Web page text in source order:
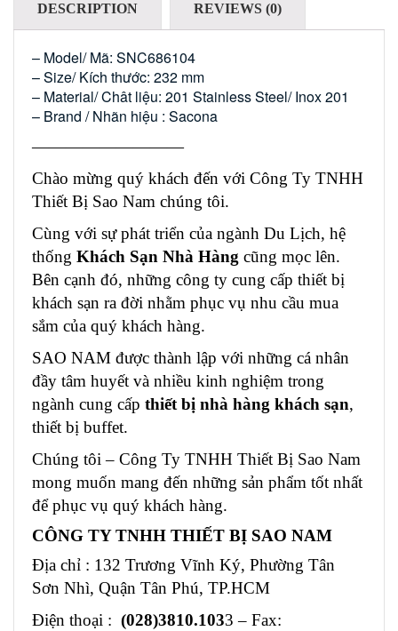
DESCRIPTION REVIEWS (0)
– Model/ Mã: SNC686104
– Size/ Kích thước: 232 mm
– Material/ Chât liệu: 201 Stainless Steel/ Inox 201
– Brand / Nhãn hiệu : Sacona
—————————
Chào mừng quý khách đến với Công Ty TNHH
Thiết Bị Sao Nam chúng tôi.
Cùng với sự phát triển của ngành Du Lịch, hệ
thống Khách Sạn Nhà Hàng cũng mọc lên.
Bên cạnh đó, những công ty cung cấp thiết bị
khách sạn ra đời nhằm phục vụ nhu cầu mua
sắm của quý khách hàng.
SAO NAM được thành lập với những cá nhân
đầy tâm huyết và nhiều kinh nghiệm trong
ngành cung cấp thiết bị nhà hàng khách sạn,
thiết bị buffet.
Chúng tôi – Công Ty TNHH Thiết Bị Sao Nam
mong muốn mang đến những sản phẩm tốt nhất
để phục vụ quý khách hàng.
CÔNG TY TNHH THIẾT BỊ SAO NAM
Địa chỉ : 132 Trương Vĩnh Ký, Phường Tân
Sơn Nhì, Quận Tân Phú, TP.HCM
Điện thoại : (028)3810.1033 – Fax: